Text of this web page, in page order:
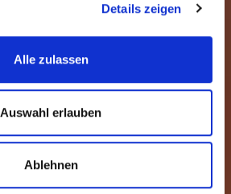
Details zeigen
Alle zulassen
Auswahl erlauben
Ablehnen